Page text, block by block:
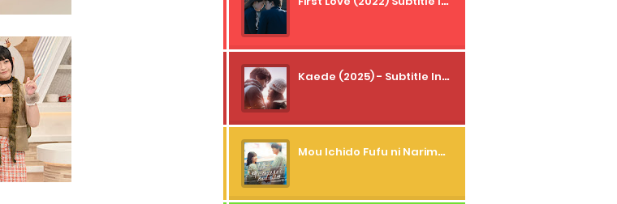
Kaede (2025) - Subtitle Indonesia
Mou Ichido Fufu ni Narimasu ka? (2026) - 01 Subtitle Indonesia